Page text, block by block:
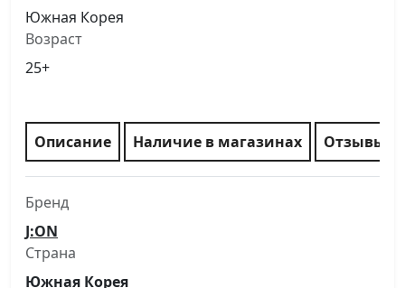
Южная Корея
Возраст
25+
Описание Наличие в магазинах Отзывы
Бренд
J:ON
Страна
Южная Корея